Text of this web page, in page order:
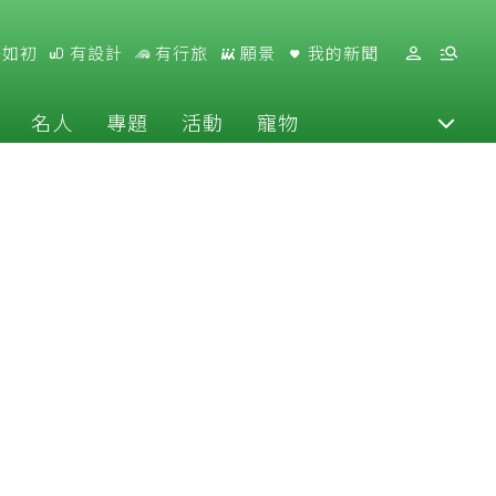
初 有設計 有行旅 願景 我的新聞
名人 專題 活動 寵物